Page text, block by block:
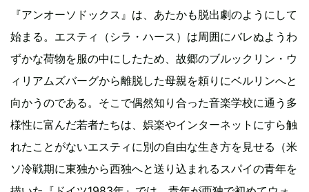
『アンオーソドックス』は、あたかも脱出劇のようにして
始まる。エスティ（シラ・ハース）は周囲にバレぬようわ
ずかな荷物を服の中にしたため、故郷のブルックリン・ウ
ィリアムズバーグから離脱した母親を頼りにベルリンへと
向かうのである。そこで偶然知り合った音楽学校に通う多
様性に富んだ若者たちは、娯楽やインターネットにすら触
れたことがないエスティに別の自由な生き方を見せる（米
ソ冷戦期に東独から西独へと送り込まれるスパイの青年を